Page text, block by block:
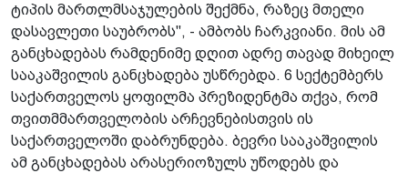
ტიპის მართლმსაჯულების შექმნა, რაზეც მთელი
დასავლეთი საუბრობს", - ამბობს ჩარკვიანი. მის ამ
განცხადებას რამდენიმე დღით ადრე თავად მიხეილ
სააკაშვილის განცხადება უსწრებდა. 6 სექტემბერს
საქართველოს ყოფილმა პრეზიდენტმა თქვა, რომ
თვითმმართველობის არჩევნებისთვის ის
საქართველოში დაბრუნდება. ბევრი სააკაშვილის
ამ განცხადებას არასერიოზულს უწოდებს და